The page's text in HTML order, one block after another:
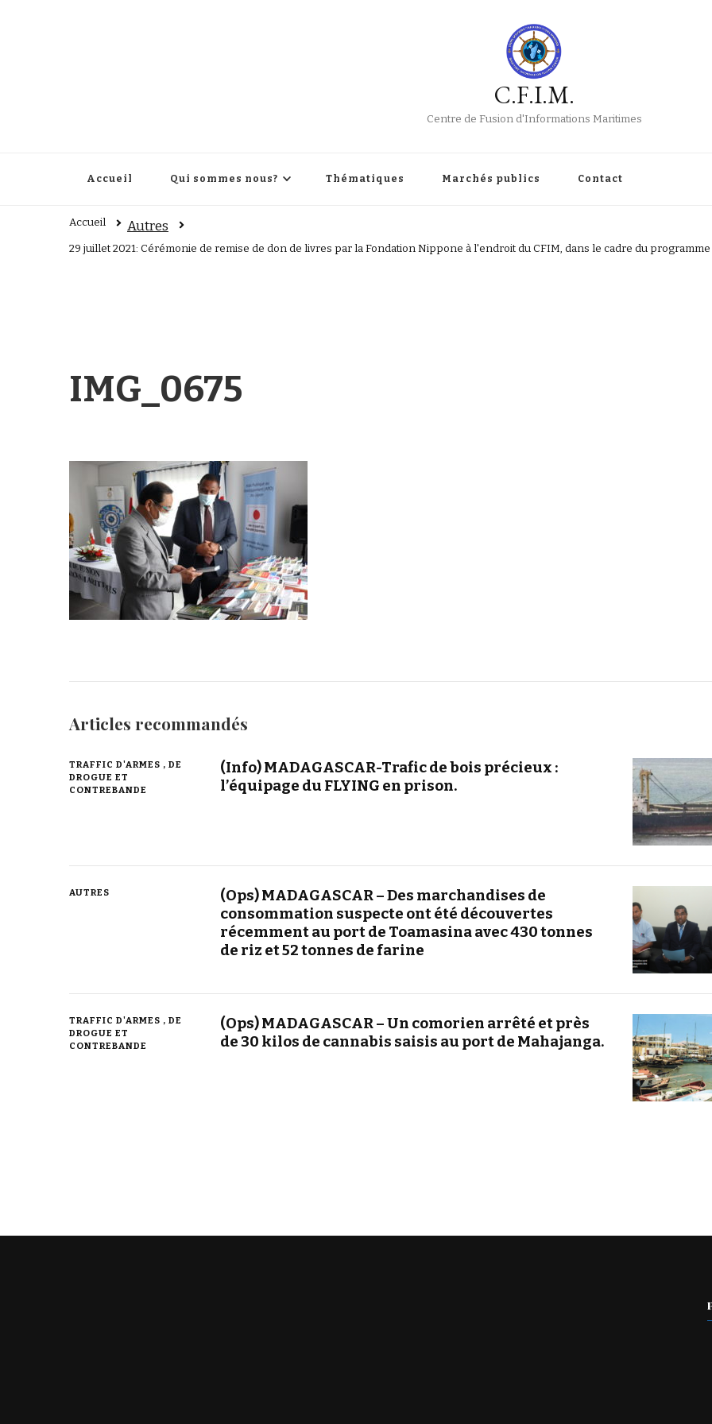
C.F.I.M.
Centre de Fusion d'Informations Maritimes
Accueil Qui sommes nous? Thématiques Marchés publics Contact
Accueil Autres
29 juillet 2021: Cérémonie de remise de don de livres par la Fondation Nippone à l'endroit du CFIM, dans le cadre du
IMG_0675
Articles recommandés
TRAFFIC D'ARMES , DE
DROGUE ET
CONTREBANDE
(Info) MADAGASCAR-Trafic de bois précieux :
l’équipage du FLYING en prison.
AUTRES
(Ops) MADAGASCAR – Des marchandises de
consommation suspecte ont été découvertes
récemment au port de Toamasina avec 430 tonnes
de riz et 52 tonnes de farine
TRAFFIC D'ARMES , DE
DROGUE ET
CONTREBANDE
(Ops) MADAGASCAR – Un comorien arrêté et près
de 30 kilos de cannabis saisis au port de Mahajanga.